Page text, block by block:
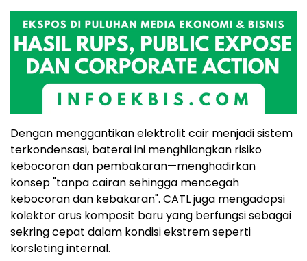
Dengan menggantikan elektrolit cair menjadi sistem
terkondensasi, baterai ini menghilangkan risiko
kebocoran dan pembakaran—menghadirkan
konsep "tanpa cairan sehingga mencegah
kebocoran dan kebakaran". CATL juga mengadopsi
kolektor arus komposit baru yang berfungsi sebagai
sekring cepat dalam kondisi ekstrem seperti
korsleting internal.